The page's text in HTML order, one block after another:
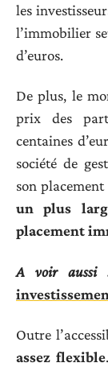
les
l’immobilier
d’euros.
De plus, le
prix des
centaines
société de
son
un plus
placement
A voir aussi
Outre
assez flexible